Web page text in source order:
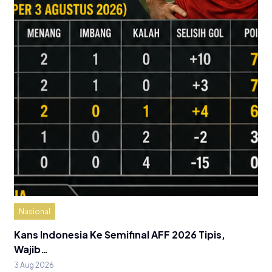
Nasional
Kans Indonesia Ke Semifinal AFF 2026 Tipis,
Wajib…
3 Aug 2026